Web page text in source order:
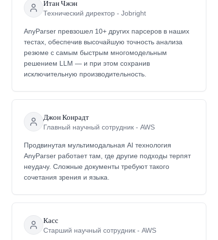
Итан Чжэн
Технический директор - Jobright
AnyParser превзошел 10+ других парсеров в наших
тестах, обеспечив высочайшую точность анализа
резюме с самым быстрым многомодельным
решением LLM — и при этом сохранив
исключительную производительность.
Джон Конрадт
Главный научный сотрудник - AWS
Продвинутая мультимодальная AI технология
AnyParser работает там, где другие подходы терпят
неудачу. Сложные документы требуют такого
сочетания зрения и языка.
Касс
Старший научный сотрудник - AWS